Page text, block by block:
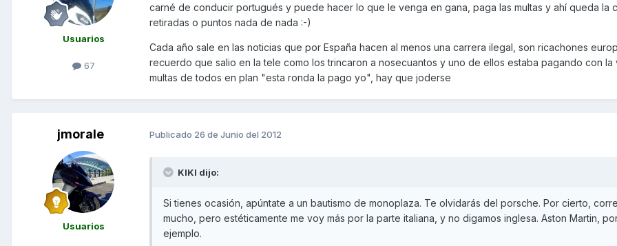
Usuarios
67
carné de conducir portugués y puede hacer lo que le venga en gana, paga las multas y ahí queda la
retiradas o puntos nada de nada :-)
Cada año sale en las noticias que por España hacen al menos una carrera ilegal, son ricachones
recuerdo que salio en la tele como los trincaron a nosecuantos y uno de ellos estaba pagando con la
multas de todos en plan "esta ronda la pago yo", hay que joderse
jmorale
Usuarios
Publicado 26 de Junio del 2012
KIKI dijo:
Si tienes ocasión, apúntate a un bautismo de monoplaza. Te olvidarás del porsche. Por cierto,
mucho, pero estéticamente me voy más por la parte italiana, y no digamos inglesa. Aston Martin,
ejemplo.